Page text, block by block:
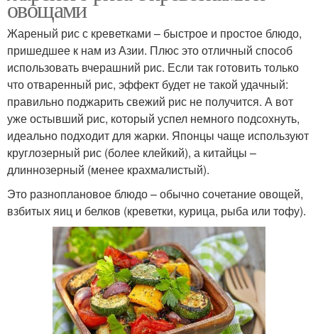
овощами
Жареный рис с креветками – быстрое и простое блюдо,
пришедшее к нам из Азии. Плюс это отличный способ
использовать вчерашний рис. Если так готовить только
что отваренный рис, эффект будет не такой удачный:
правильно поджарить свежий рис не получится. А вот
уже остывший рис, который успел немного подсохнуть,
идеально подходит для жарки. Японцы чаще используют
круглозерный рис (более клейкий), а китайцы –
длиннозерный (менее крахмалистый).
Это разноплановое блюдо – обычно сочетание овощей,
взбитых яиц и белков (креветки, курица, рыба или тофу).